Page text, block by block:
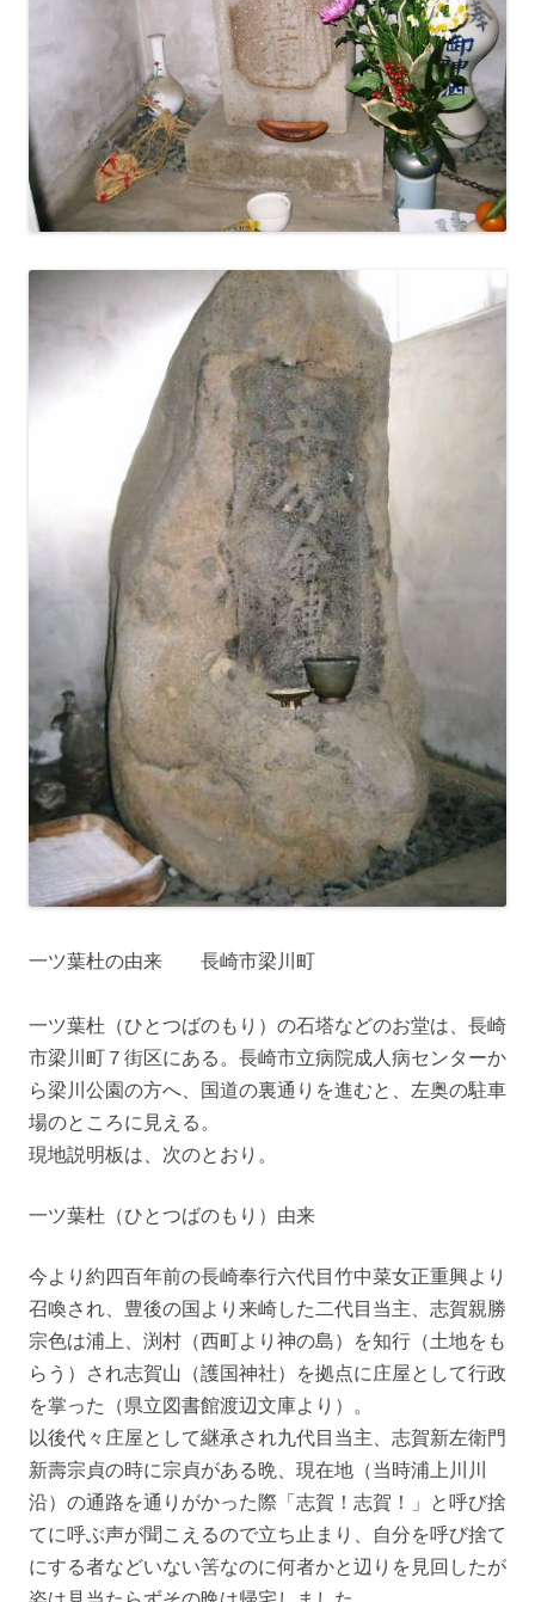
一ツ葉杜の由来 長崎市梁川町
一ツ葉杜（ひとつばのもり）の石塔などのお堂は、長崎
市梁川町７街区にある。長崎市立病院成人病センターか
ら梁川公園の方へ、国道の裏通りを進むと、左奥の駐車
場のところに見える。
現地説明板は、次のとおり。
一ツ葉杜（ひとつばのもり）由来
今より約四百年前の長崎奉行六代目竹中菜女正重興より
召喚され、豊後の国より来崎した二代目当主、志賀親勝
宗色は浦上、渕村（西町より神の島）を知行（土地をも
らう）され志賀山（護国神社）を拠点に庄屋として行政
を掌った（県立図書館渡辺文庫より）。
以後代々庄屋として継承され九代目当主、志賀新左衛門
新壽宗貞の時に宗貞がある晩、現在地（当時浦上川川
沿）の通路を通りがかった際「志賀！志賀！」と呼び捨
てに呼ぶ声が聞こえるので立ち止まり、自分を呼び捨て
にする者などいない筈なのに何者かと辺りを見回したが